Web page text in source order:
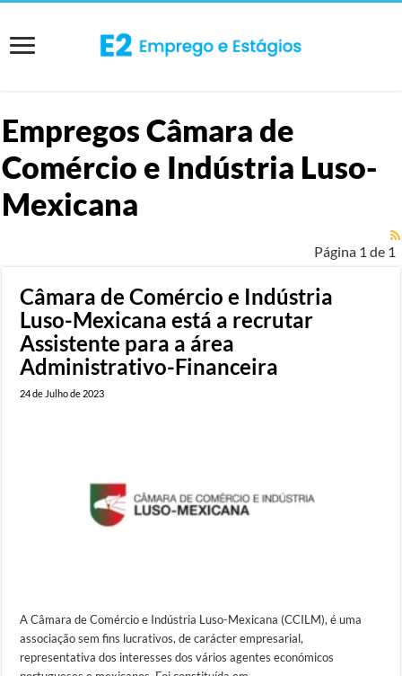
EmpregosCâmara de
Comércio e Indústria Luso-
Mexicana
Página 1 de 1
Câmara de Comércio e Indústria
Luso-Mexicana está a recrutar
Assistente para a área
Administrativo-Financeira
24 de Julho de 2023
A Câmara de Comércio e Indústria Luso-Mexicana (CCILM), é uma
associação sem fins lucrativos, de carácter empresarial,
representativa dos interesses dos vários agentes económicos